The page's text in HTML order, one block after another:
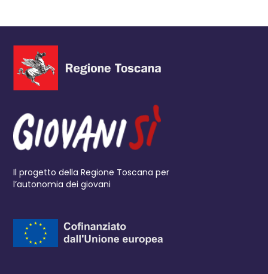
Il progetto della Regione Toscana per
l’autonomia dei giovani